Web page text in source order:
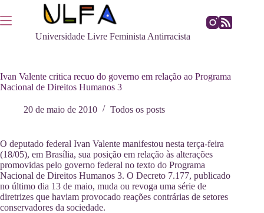
para
o
Universidade Livre Feminista Antirracista
Ivan Valente critica recuo do governo em relação ao Programa
Nacional de Direitos Humanos 3
20 de maio de 2010 Todos os posts
O deputado federal Ivan Valente manifestou nesta terça-feira
(18/05), em Brasília, sua posição em relação às alterações
promovidas pelo governo federal no texto do Programa
Nacional de Direitos Humanos 3. O Decreto 7.177, publicado
no último dia 13 de maio, muda ou revoga uma série de
diretrizes que haviam provocado reações contrárias de setores
conservadores da sociedade.